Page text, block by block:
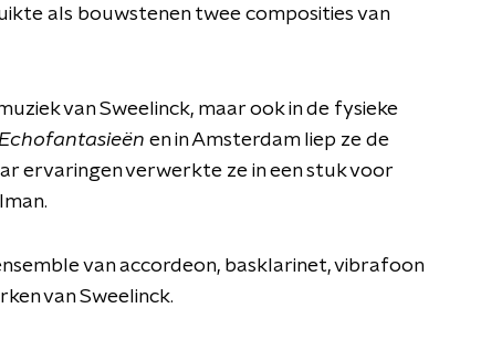
als bouwstenen twee composities van
van Sweelinck, maar ook in de fysieke
en in Amsterdam liep ze de
ervaringen verwerkte ze in een stuk voor
van accordeon, basklarinet, vibrafoon
van Sweelinck.